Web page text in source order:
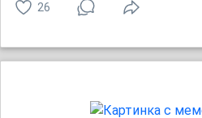
26